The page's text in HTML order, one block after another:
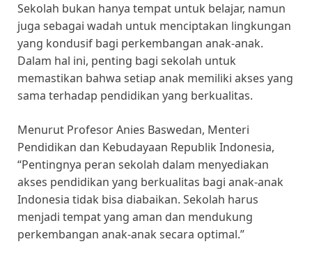
Sekolah bukan hanya tempat untuk belajar, namun
juga sebagai wadah untuk menciptakan lingkungan
yang kondusif bagi perkembangan anak-anak.
Dalam hal ini, penting bagi sekolah untuk
memastikan bahwa setiap anak memiliki akses yang
sama terhadap pendidikan yang berkualitas.
Menurut Profesor Anies Baswedan, Menteri
Pendidikan dan Kebudayaan Republik Indonesia,
“Pentingnya peran sekolah dalam menyediakan
akses pendidikan yang berkualitas bagi anak-anak
Indonesia tidak bisa diabaikan. Sekolah harus
menjadi tempat yang aman dan mendukung
perkembangan anak-anak secara optimal.”